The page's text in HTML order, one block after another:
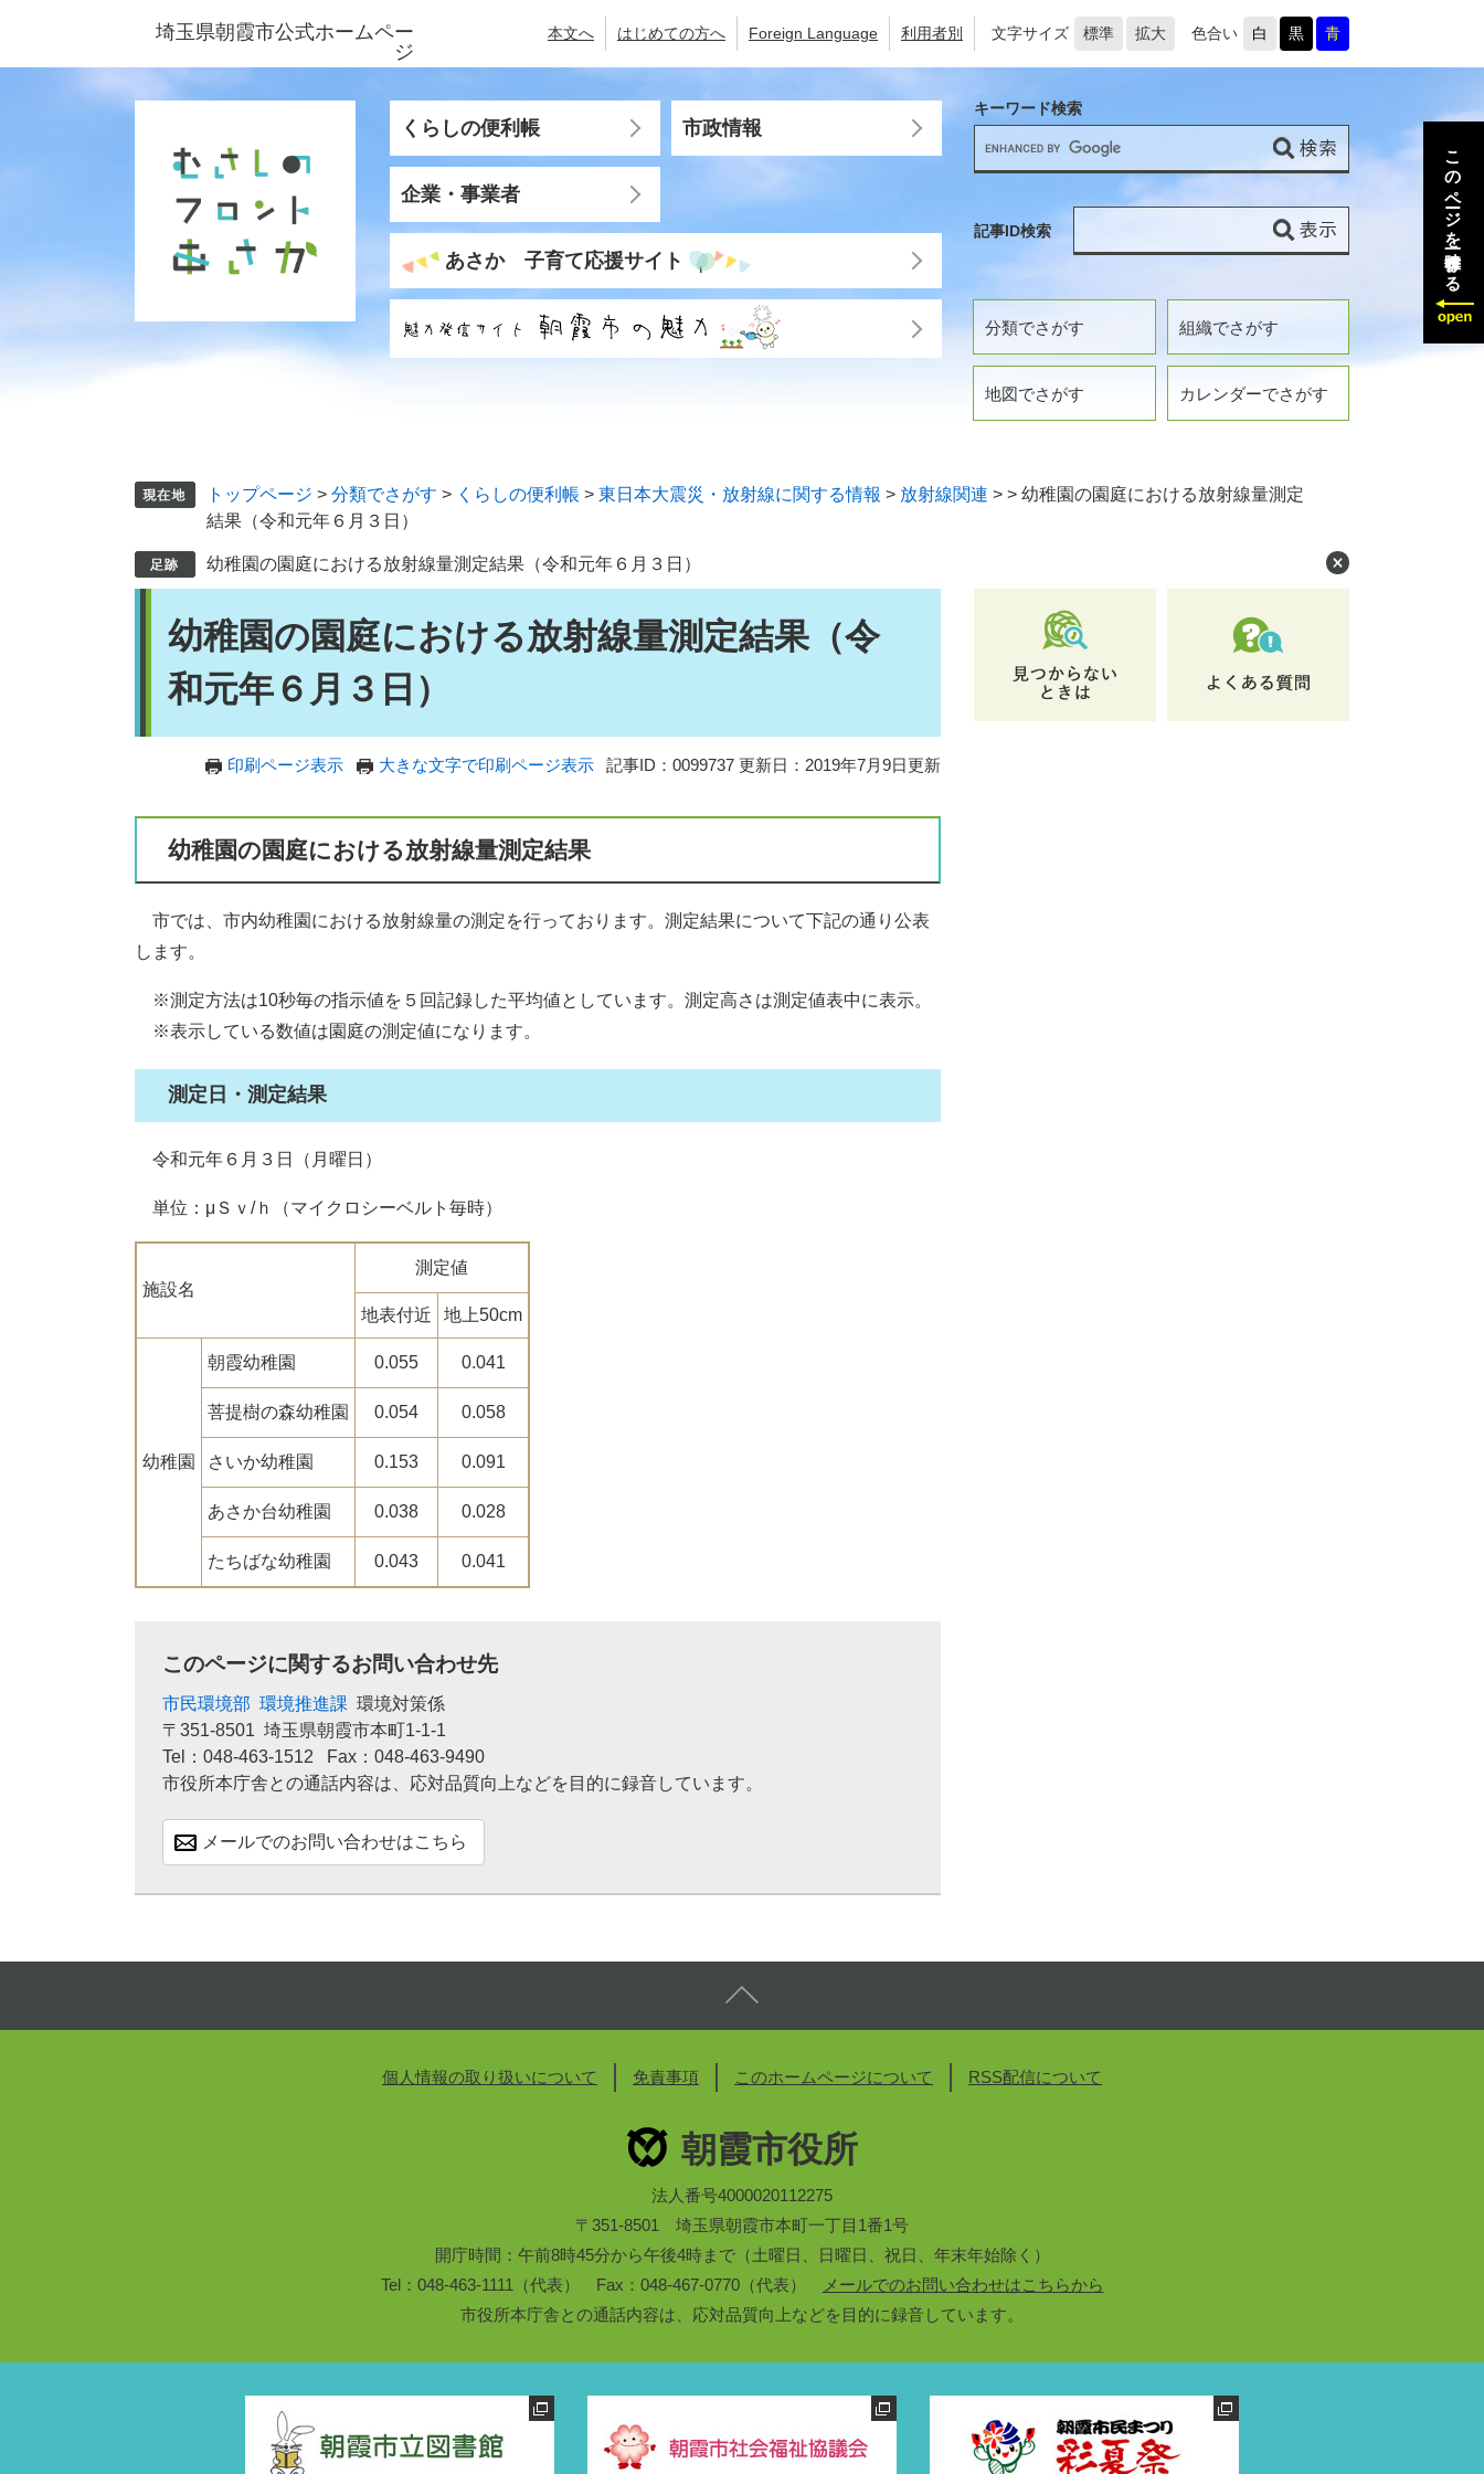
ジ
ュ
埼玉県朝霞市公式ホームペー
ジ
本文へ はじめての方へ Foreign Language 利用者別 文字サイズ 標準 拡大 色合い 白 黒 青
くらしの便利帳 市政情報
企業・事業者
あさか 子育て応援サイト
分類でさがす 組織でさがす
地図でさがす カレンダーでさがす
キーワード検索
記事ID検索
トップページ > 分類でさがす > くらしの便利帳 > 東日本大震災・放射線に関する情報 > 放射線関連 > > 幼稚園の園庭における放射線量測定
結果（令和元年６月３日）
幼稚園の園庭における放射線量測定結果（令和元年６月３日）
幼稚園の園庭における放射線量測定結果（令
和元年６月３日）
印刷ページ表示 大きな文字で印刷ページ表示 記事ID：0099737 更新日：2019年7月9日更新
幼稚園の園庭における放射線量測定結果
市では、市内幼稚園における放射線量の測定を行っております。測定結果について下記の通り公表
します。
※測定方法は10秒毎の指示値を５回記録した平均値としています。測定高さは測定値表中に表示。
※表示している数値は園庭の測定値になります。
測定日・測定結果
令和元年６月３日（月曜日）
単位：μＳｖ/ｈ（マイクロシーベルト毎時）
施設名
測定値
地表付近 地上50cm
幼稚園
朝霞幼稚園 0.055 0.041
菩提樹の森幼稚園 0.054 0.058
さいか幼稚園 0.153 0.091
あさか台幼稚園 0.038 0.028
たちばな幼稚園 0.043 0.041
このページに関するお問い合わせ先
市民環境部 環境推進課 環境対策係
〒351-8501 埼玉県朝霞市本町1-1-1
Tel：048-463-1512
Fax：048-463-9490
市役所本庁舎との通話内容は、応対品質向上などを目的に録音しています。
メールでのお問い合わせはこちら
個人情報の取り扱いについて 免責事項 このホームページについて RSS配信について
朝霞市役所
法人番号4000020112275
〒351-8501 埼玉県朝霞市本町一丁目1番1号
開庁時間：午前8時45分から午後4時まで（土曜日、日曜日、祝日、年末年始除く）
Tel：048-463-1111（代表） Fax：048-467-0770（代表）
メールでのお問い合わせはこちらから
市役所本庁舎との通話内容は、応対品質向上などを目的に録音しています。
このページを一時保存する